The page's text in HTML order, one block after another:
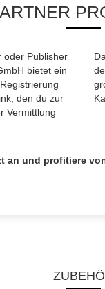
oder Publisher
bietet ein
den du zur
Vermittlung
an und profitiere